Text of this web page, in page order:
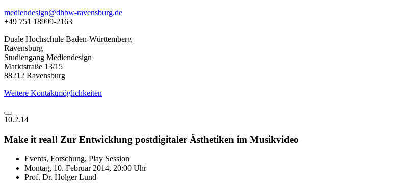
mediendesign@dhbw-ravensburg.de
+49 751 18999-2163
Duale Hochschule Baden-Württemberg
Ravensburg
Studiengang Mediendesign
Marktstraße 13/15
88212 Ravensburg
Weitere Kontaktmöglichkeiten
10.2.14
Make it real! Zur Entwicklung postdigitaler Ästhetiken im Musikvideo
Events, Forschung, Play Session
Montag, 10. Februar 2014, 20:00 Uhr
Prof. Dr. Holger Lund